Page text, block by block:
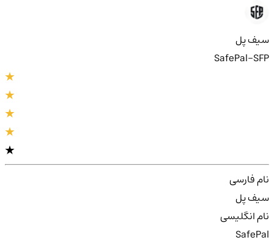
سیف پل
SafePal-SFP
نام فارسی
سیف پل
نام انگلیسی
SafePal